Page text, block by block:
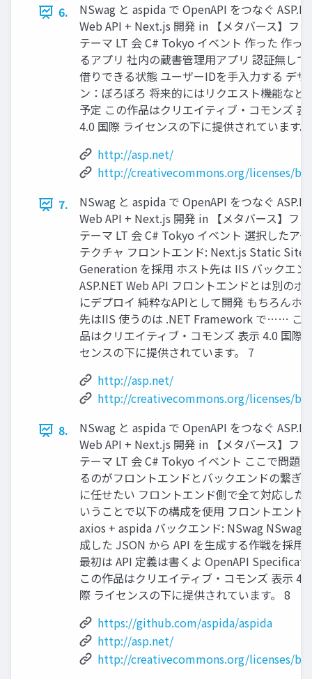
6.
NSwag と aspida で OpenAPI をつなぐ
Web API + Next.js 開発 in 【メタバース】フ
テーマ LT 会 C# Tokyo イベント 作った 作っ
るアプリ 社内の蔵書管理用アプリ 認証無しで
借りできる状態 ユーザーIDを手入力する デザ
ン：ぼろぼろ 将来的にはリクエスト機能など
予定 この作品はクリエイティブ・コモンズ 表
4.0 国際 ライセンスの下に提供されています
http://asp.net/
http://creativecommons.org/licenses/
7.
NSwag と aspida で OpenAPI をつなぐ
Web API + Next.js 開発 in 【メタバース】フ
テーマ LT 会 C# Tokyo イベント 選択したア
テクチャ フロントエンド: Next.js Static Site
Generation を採用 ホスト先は IIS バックエン
ASP.NET Web API フロントエンドとは別のポ
にデプロイ 純粋なAPIとして開発 もちろんホ
先はIIS 使うのは .NET Framework で…… こ
品はクリエイティブ・コモンズ 表示 4.0 国際
センスの下に提供されています。 7
http://asp.net/
http://creativecommons.org/licenses/
8.
NSwag と aspida で OpenAPI をつなぐ
Web API + Next.js 開発 in 【メタバース】フ
テーマ LT 会 C# Tokyo イベント ここで問題
るのがフロントエンドとバックエンドの繋ぎ
に任せたい フロントエンド側で全て対応した
いうことで以下の構成を使用 フロントエンド:
axios + aspida バックエンド: NSwag NSwag
成した JSON から API を生成する作戦を採用
最初は API 定義は書くよ OpenAPI
この作品はクリエイティブ・コモンズ 表示
際 ライセンスの下に提供されています。 8
https://github.com/aspida/aspida
http://asp.net/
http://creativecommons.org/licenses/